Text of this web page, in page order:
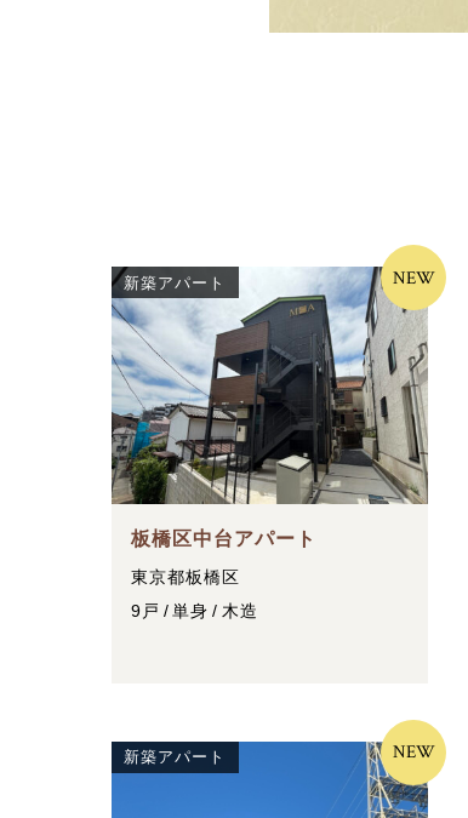
新築アパート
板橋区中台アパート
東京都板橋区
9戸
単身 木造
NEW
新築アパート NEW